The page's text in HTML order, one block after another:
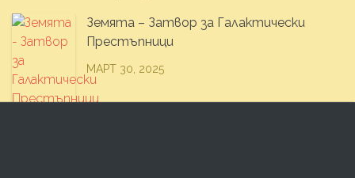
Земята – Затвор за Галактически
Престъпници
МАРТ 30, 2025